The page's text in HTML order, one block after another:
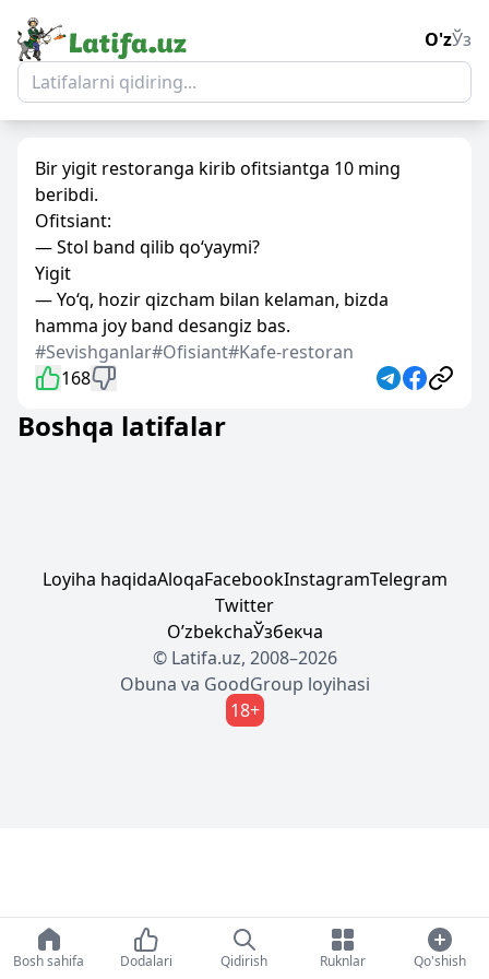
O'zЎз
Bir yigit restoranga kirib ofitsiantga 10 ming
beribdi.
Ofitsiant:
— Stol band qilib qo‘yaymi?
Yigit
— Yo‘q, hozir qizcham bilan kelaman, bizda
hamma joy band desangiz bas.
#Sevishganlar#Ofisiant#Kafe-restoran
168
Boshqa latifalar
Loyiha haqidaAloqaFacebookInstagramTelegram
Twitter
OʼzbekchaЎзбекча
© Latifa.uz, 2008–2026
Obuna va GoodGroup loyihasi
18+
Bosh sahifa Dodalari Qidirish Ruknlar Qo'shish